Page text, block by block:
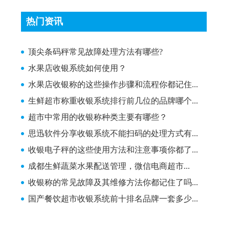
热门资讯
顶尖条码秤常见故障处理方法有哪些?
顶尖条码秤常见故障处理方法有哪些?
水果店收银系统如何使用？
水果店收银称的这些操作步骤和流程你都记住...
生鲜超市称重收银系统排行前几位的品牌哪个...
超市中常用的收银称种类主要有哪些？
思迅软件分享收银系统不能扫码的处理方式有...
收银电子秤的这些使用方法和注意事项你都了...
成都生鲜蔬菜水果配送管理，微信电商超市...
收银称的常见故障及其维修方法你都记住了吗...
国产餐饮超市收银系统前十排名品牌一套多少...